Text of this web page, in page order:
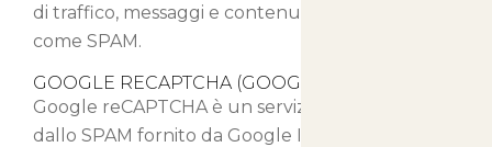
di traffico, messaggi e contenuti riconosciuti
come SPAM.
GOOGLE RECAPTCHA (GOOGLE INC.)
Google reCAPTCHA è un servizio di protezione
dallo SPAM fornito da Google Inc.